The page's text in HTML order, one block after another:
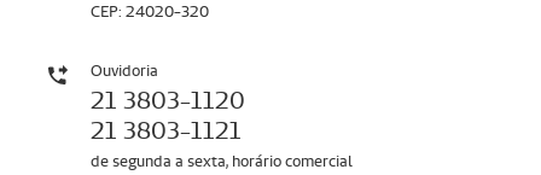
CEP: 24020-320
Ouvidoria
21 3803-1120
21 3803-1121
de segunda a sexta, horário comercial